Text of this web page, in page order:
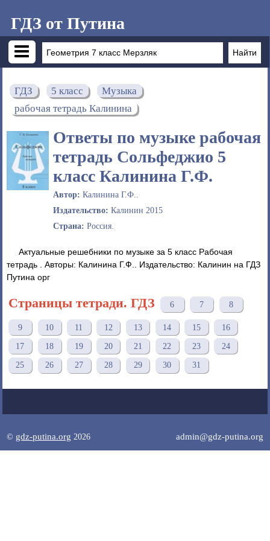
ГДЗ от Путина
ГДЗ 5 класс
Музыка
рабочая тетрадь Калинина
Ответы по музыке рабочая
тетрадь Сольфеджио 5
класс Калинина Г.Ф.
Автор: Калинина Г.Ф..
Издательство: Калинин 2015
Страна: Россия.
Актуальные решебники по музыке за 5 класс Рабочая
тетрадь . Авторы: Калинина Г.Ф.. Издательство: Калинин на ГДЗ
Путина орг
Страницы тетради. ГДЗ 6 7 8
9 10 11 12 13 14 15 16
17 18 19 20 21 22 23 24
25 26 27 28 29 30 31